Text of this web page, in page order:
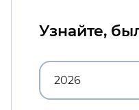
Узнайте,